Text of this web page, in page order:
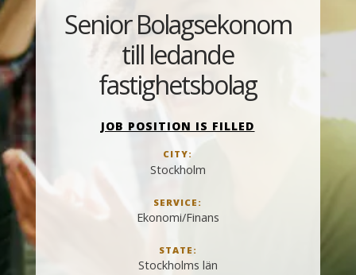
JOB POSITION IS FILLED
CITY:
Stockholm
SERVICE:
Ekonomi/Finans
STATE:
Stockholms län
Senior Bolagsekonom
till ledande
fastighetsbolag